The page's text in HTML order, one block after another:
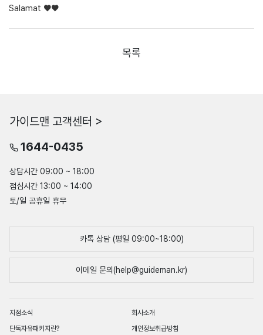
Salamat ♥♥
목록
가이드맨 고객센터 >
1644-0435
상담시간 09:00 ~ 18:00
점심시간 13:00 ~ 14:00
토/일 공휴일 휴무
카톡 상담 (평일 09:00~18:00)
이메일 문의(help@guideman.kr)
지점소식
회사소개
단독자유패키지란?
개인정보취급방침